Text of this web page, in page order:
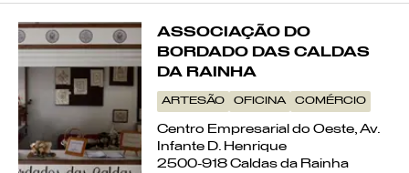
ASSOCIAÇÃO DO
BORDADO DAS CALDAS
DA RAINHA
ARTESÃO OFICINA COMÉRCIO
Centro Empresarial do Oeste, Av.
Infante D. Henrique
2500-918 Caldas da Rainha